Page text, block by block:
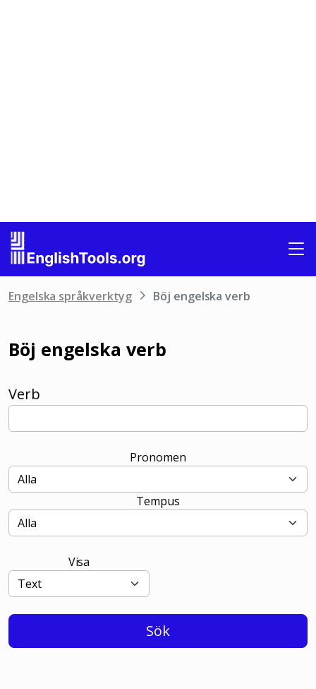
Engelska språkverktyg Böj engelska verb
Böj engelska verb
Verb
Pronomen
Tempus
Visa
Sök